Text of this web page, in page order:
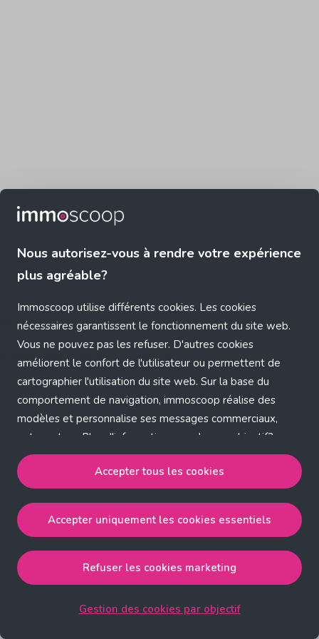
Nous autorisez-vous à rendre votre expérience
plus agréable?
Immoscoop utilise différents cookies. Les cookies
nécessaires garantissent le fonctionnement du site web.
Vous ne pouvez pas les refuser. D'autres cookies
améliorent le confort de l'utilisateur ou permettent de
cartographier l'utilisation du site web. Sur la base du
comportement de navigation, immoscoop réalise des
modèles et personnalise ses messages commerciaux,
entre autres. Plus d'informations sur chaque objectif?
Cliquez sur 'Gestion des cookies par objectif'.
Notre politique de cookies
Accepter tous les cookies
strictement nécessaires, performance, fonctionnalité et
publicité ciblée.
Accepter uniquement les cookies essentielsaccepte
les cookies strictement nécessaires.
Accepter tous les cookies
Accepter uniquement les cookies essentiels
Refuser les cookies marketing
Gestion des cookies par objectif
Application error: a client-side exception has occurred (see the
browser console for more information)